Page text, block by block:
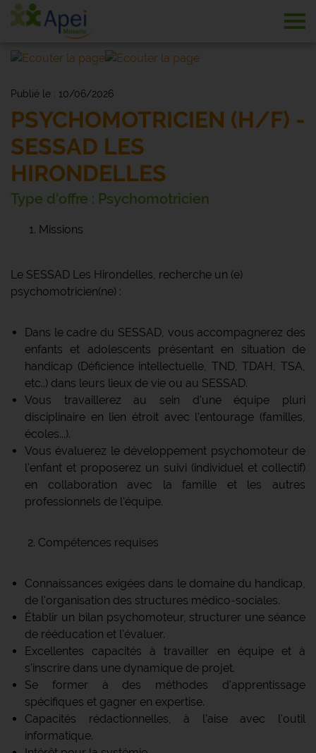
Publié le : 10/06/2026
PSYCHOMOTRICIEN (H/F) -
SESSAD LES
HIRONDELLES
Type d'offre : Psychomotricien
Missions
Le SESSAD Les Hirondelles, recherche un (e)
psychomotricien(ne) :
Dans le cadre du SESSAD, vous accompagnerez des
enfants et adolescents présentant en situation de
handicap (Déficience intellectuelle, TND, TDAH, TSA,
etc..) dans leurs lieux de vie ou au SESSAD.
Vous travaillerez au sein d'une équipe pluri
disciplinaire en lien étroit avec l'entourage (familles,
écoles...).
Vous évaluerez le développement psychomoteur de
l'enfant et proposerez un suivi (individuel et collectif)
en collaboration avec la famille et les autres
professionnels de l'équipe.
2. Compétences requises
Connaissances exigées dans le domaine du handicap,
de l'organisation des structures médico-sociales.
Établir un bilan psychomoteur, structurer une séance
de rééducation et l'évaluer.
Excellentes capacités à travailler en équipe et à
s'inscrire dans une dynamique de projet.
Se former à des méthodes d'apprentissage
spécifiques et gagner en expertise.
Capacités rédactionnelles, à l'aise avec l'outil
informatique.